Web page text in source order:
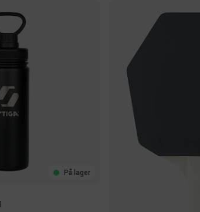
På lager